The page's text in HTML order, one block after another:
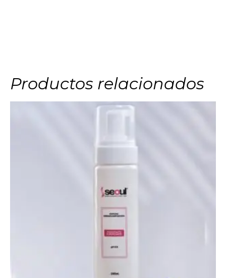
Productos relacionados